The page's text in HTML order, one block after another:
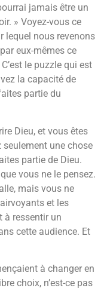
jamais être un
» Voyez-vous ce
lequel nous revenons
eux-mêmes ce
le puzzle qui est
la capacité de
partie du
Dieu, et vous êtes
une chose
partie de Dieu.
vous ne le pensez.
mais vous ne
et les
à ressentir un
cette audience. Et
à changer en
choix, n’est-ce pas